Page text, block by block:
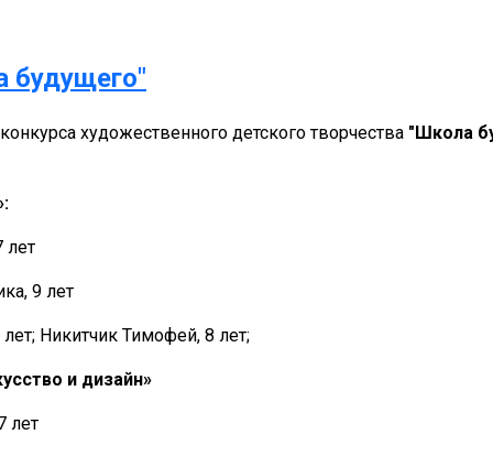
будущего"
художественного детского творчества "Школа
лет
9 лет
Никитчик Тимофей, 8 лет;
и дизайн»
лет